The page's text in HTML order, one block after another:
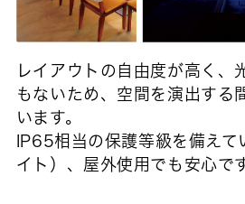
レイアウトの自由度が高く、
もないため、空間を演出する
います。
IP65相当の保護等級を備えて
イト）、屋外使用でも安心です